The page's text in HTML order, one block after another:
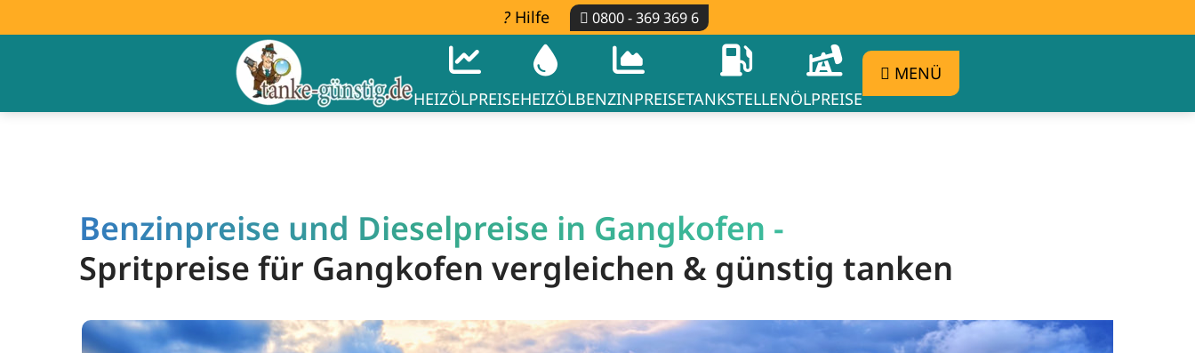
Hilfe 0800 - 369 369 6
HEIZÖLPREISEHEIZÖLBENZINPREISETANKSTELLENÖLPREISE
MENÜ
Benzinpreise und Dieselpreise in Gangkofen -
Spritpreise für Gangkofen vergleichen & günstig tanken